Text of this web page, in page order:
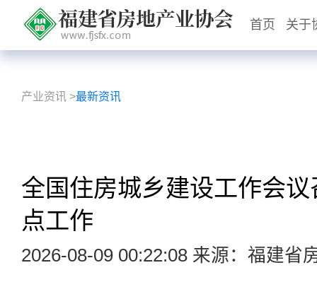
首页 关于
产业资讯 >最新资讯
全国住房城乡建设工作会
点工作
2026-08-09 00:22:08 来源：福建省